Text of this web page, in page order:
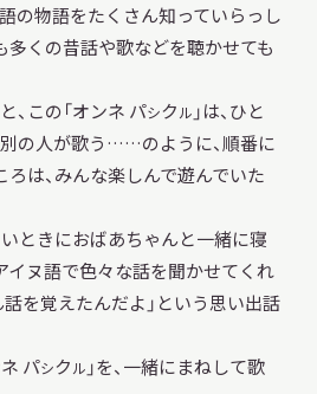
のこと！
OPEN TODAY
の物語をたくさん知っていらっし
多くの昔話や歌などを聴かせても
、この「オンネ パシクル 」は、ひと
の人が歌う……のように、順番に
ろは、みんな楽しんで遊んでいた
いときにおばあちゃんと一緒に寝
イヌ語で色々な話を聞かせてくれ
話を覚えたんだよ」という思い出話
パシクル 」を、一緒にまねして歌